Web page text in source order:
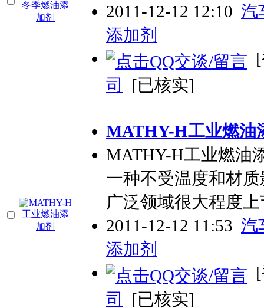
2011-12-12 12:10 汽
添加剂
司
[已核实]
MATHY-H工业燃油
MATHY-H工业燃
一种不受温度和材
广泛领域很大程度
2011-12-12 11:53 汽
添加剂
司
[已核实]